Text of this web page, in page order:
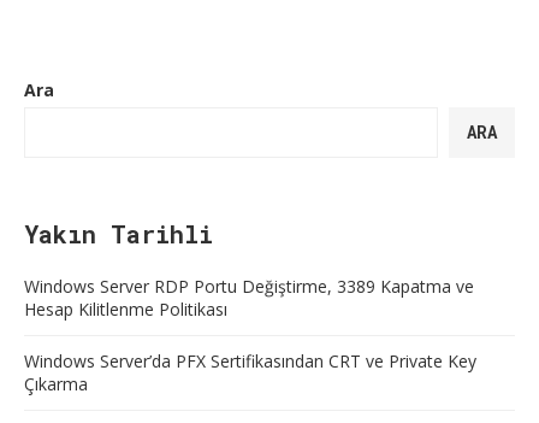
Ara
ARA
Yakın Tarihli
Windows Server RDP Portu Değiştirme, 3389 Kapatma ve
Hesap Kilitlenme Politikası
Windows Server’da PFX Sertifikasından CRT ve Private Key
Çıkarma